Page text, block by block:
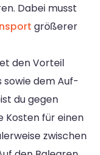
Dabei musst
größerer
den Vorteil
dem Auf-
du gegen
Kosten für einen
zwischen